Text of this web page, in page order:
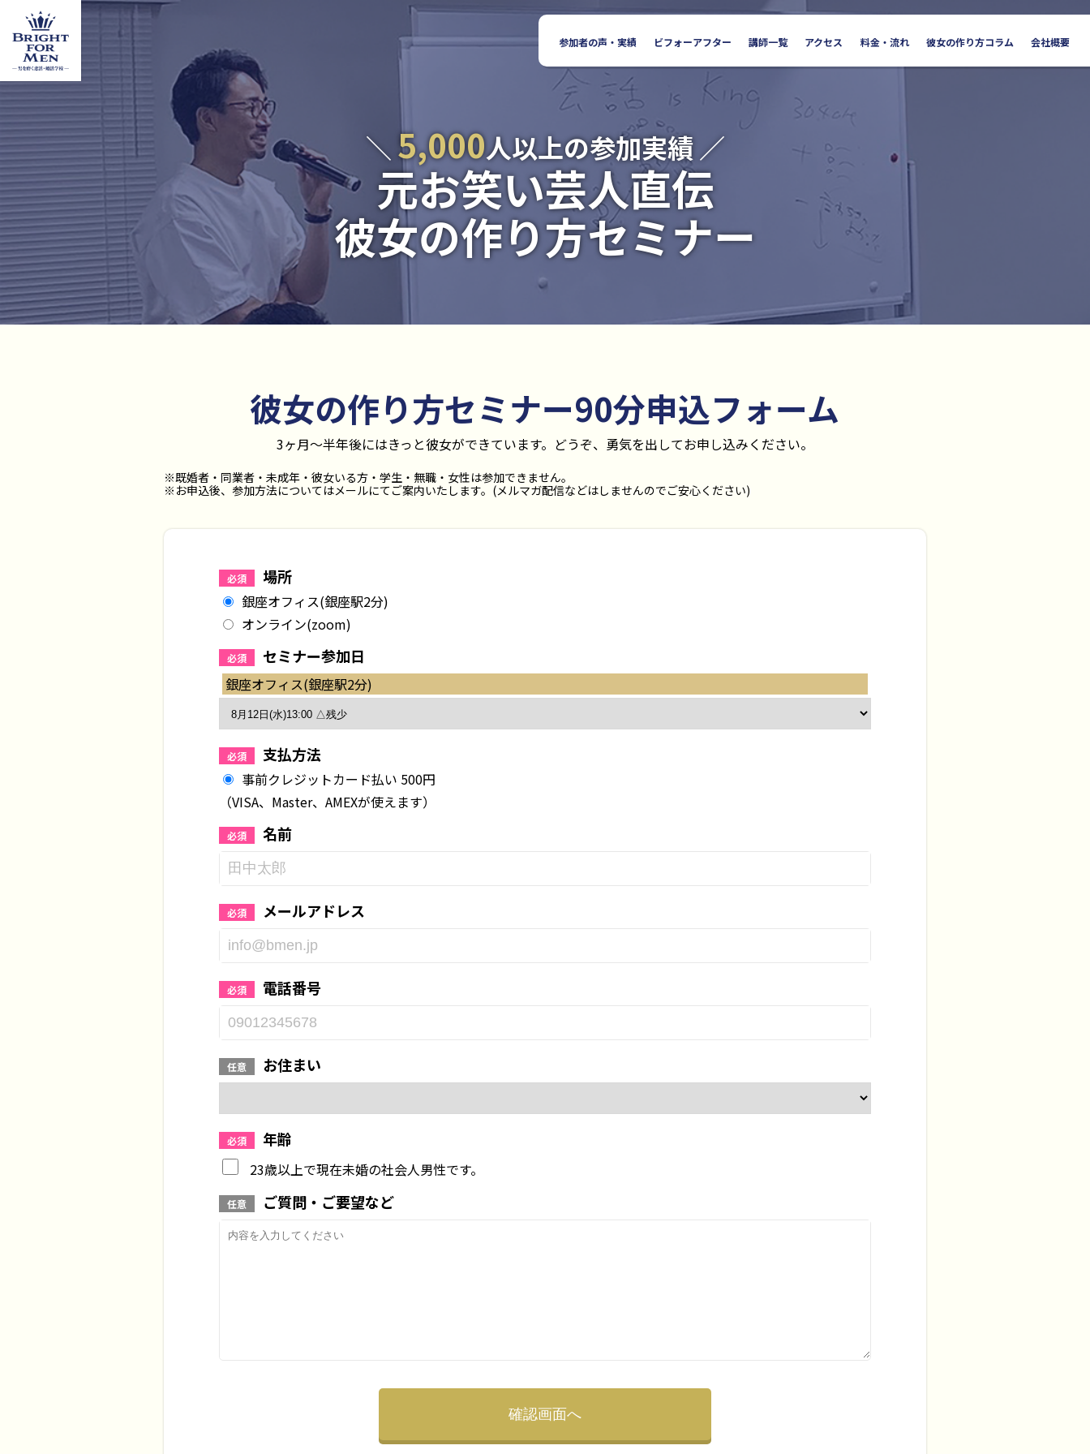
参加者の声・実績 ビフォーアフター 講師一覧 アクセス 料金・流れ 彼女の作り方コラム 会社概要
＼ 5,000人以上の参加実績 ／
元お笑い芸人直伝
彼女の作り方セミナー
彼女の作り方セミナー90分申込フォーム
3ヶ月〜半年後にはきっと彼女ができています。どうぞ、勇気を出してお申し込みください。
※既婚者・同業者・未成年・彼女いる方・学生・無職・女性は参加できません。
※お申込後、参加方法についてはメールにてご案内いたします。(メルマガ配信などはしませんのでご安心ください)
必須 場所
銀座オフィス(銀座駅2分)
オンライン(zoom)
必須 セミナー参加日
銀座オフィス(銀座駅2分)
必須 支払方法
事前クレジットカード払い 500円
（VISA、Master、AMEXが使えます）
必須 名前
必須 メールアドレス
必須 電話番号
任意 お住まい
必須 年齢
23歳以上で現在未婚の社会人男性です。
任意 ご質問・ご要望など